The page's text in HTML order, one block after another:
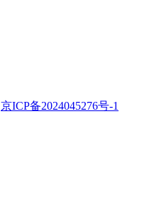
京ICP备2024045276号-1